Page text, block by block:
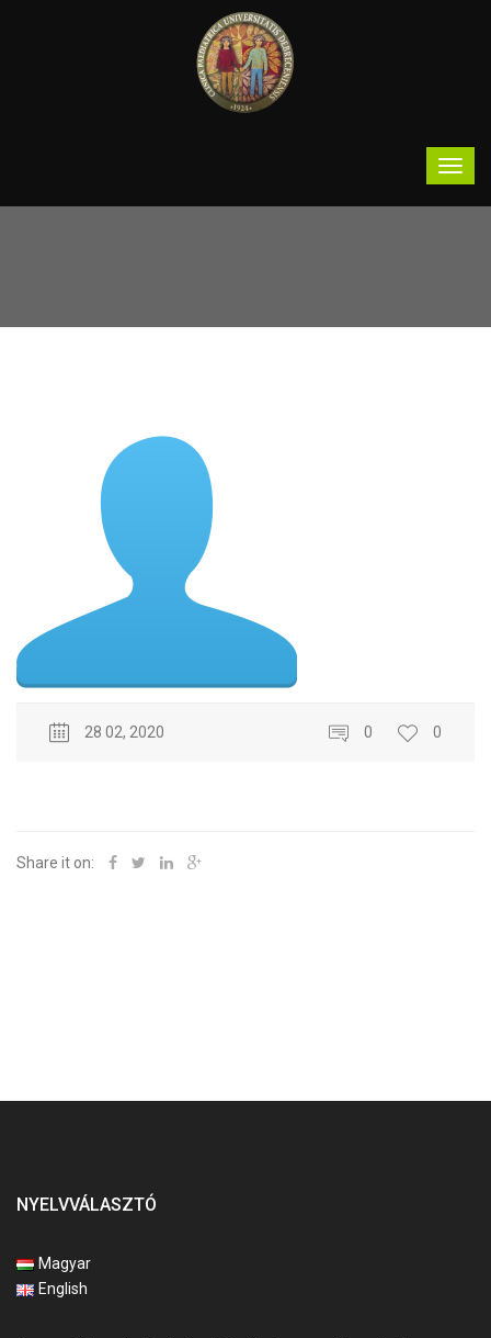
28 02, 2020 0 0
Share it on:
NYELVVÁLASZTÓ
Magyar
English